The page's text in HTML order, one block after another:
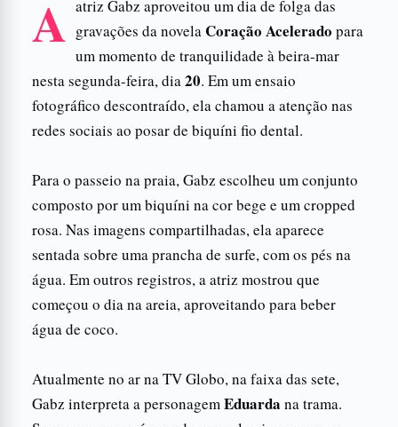
A atriz Gabz aproveitou um dia de folga das
gravações da novelaCoração Acelerado para
um momento de tranquilidade à beira-mar
nesta segunda-feira, dia20. Em um ensaio
fotográfico descontraído, ela chamou a atenção nas
redes sociais ao posar de biquíni fio dental.
Para o passeio na praia, Gabz escolheu um conjunto
composto por um biquíni na cor bege e um cropped
rosa. Nas imagens compartilhadas, ela aparece
sentada sobre uma prancha de surfe, com os pés na
água. Em outros registros, a atriz mostrou que
começou o dia na areia, aproveitando para beber
água de coco.
Atualmente no ar na TV Globo, na faixa das sete,
Gabz interpreta a personagemEduarda na trama.